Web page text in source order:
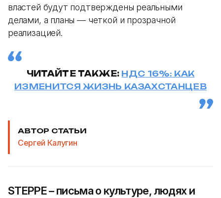
властей будут подтверждены реальными
делами, а планы — четкой и прозрачной
реализацией.
ЧИТАЙТЕ ТАКЖЕ: НДС 16%: КАК
ИЗМЕНИТСЯ ЖИЗНЬ КАЗАХСТАНЦЕВ
АВТОР СТАТЬИ
Сергей Калугин
STEPPE – письма о культуре, людях и